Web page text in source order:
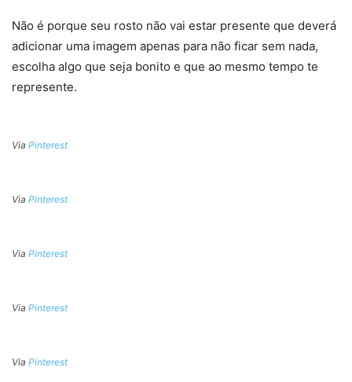
Não é porque seu rosto não vai estar presente que deverá
adicionar uma imagem apenas para não ficar sem nada,
escolha algo que seja bonito e que ao mesmo tempo te
represente.
Via Pinterest
Via Pinterest
Via Pinterest
Via Pinterest
Via Pinterest